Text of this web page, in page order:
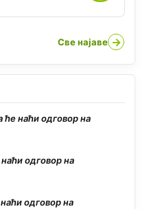
Све најаве →
ће наћи одговор на
одговор на
одговор на